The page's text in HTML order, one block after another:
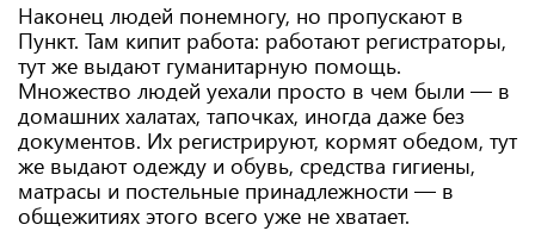
Наконец людей понемногу, но пропускают в
Пункт. Там кипит работа: работают регистраторы,
тут же выдают гуманитарную помощь.
Множество людей уехали просто в чем были — в
домашних халатах, тапочках, иногда даже без
документов. Их регистрируют, кормят обедом, тут
же выдают одежду и обувь, средства гигиены,
матрасы и постельные принадлежности — в
общежитиях этого всего уже не хватает.